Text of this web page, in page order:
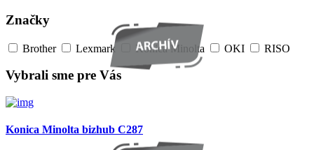
Značky
Brother Lexmark Konica Minolta OKI RISO
Vybrali sme pre Vás
Konica Minolta bizhub C287